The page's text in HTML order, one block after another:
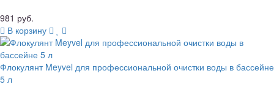
981 руб.
В корзину
Флокулянт Meyvel для профессиональной очистки воды в бассейне
5 л